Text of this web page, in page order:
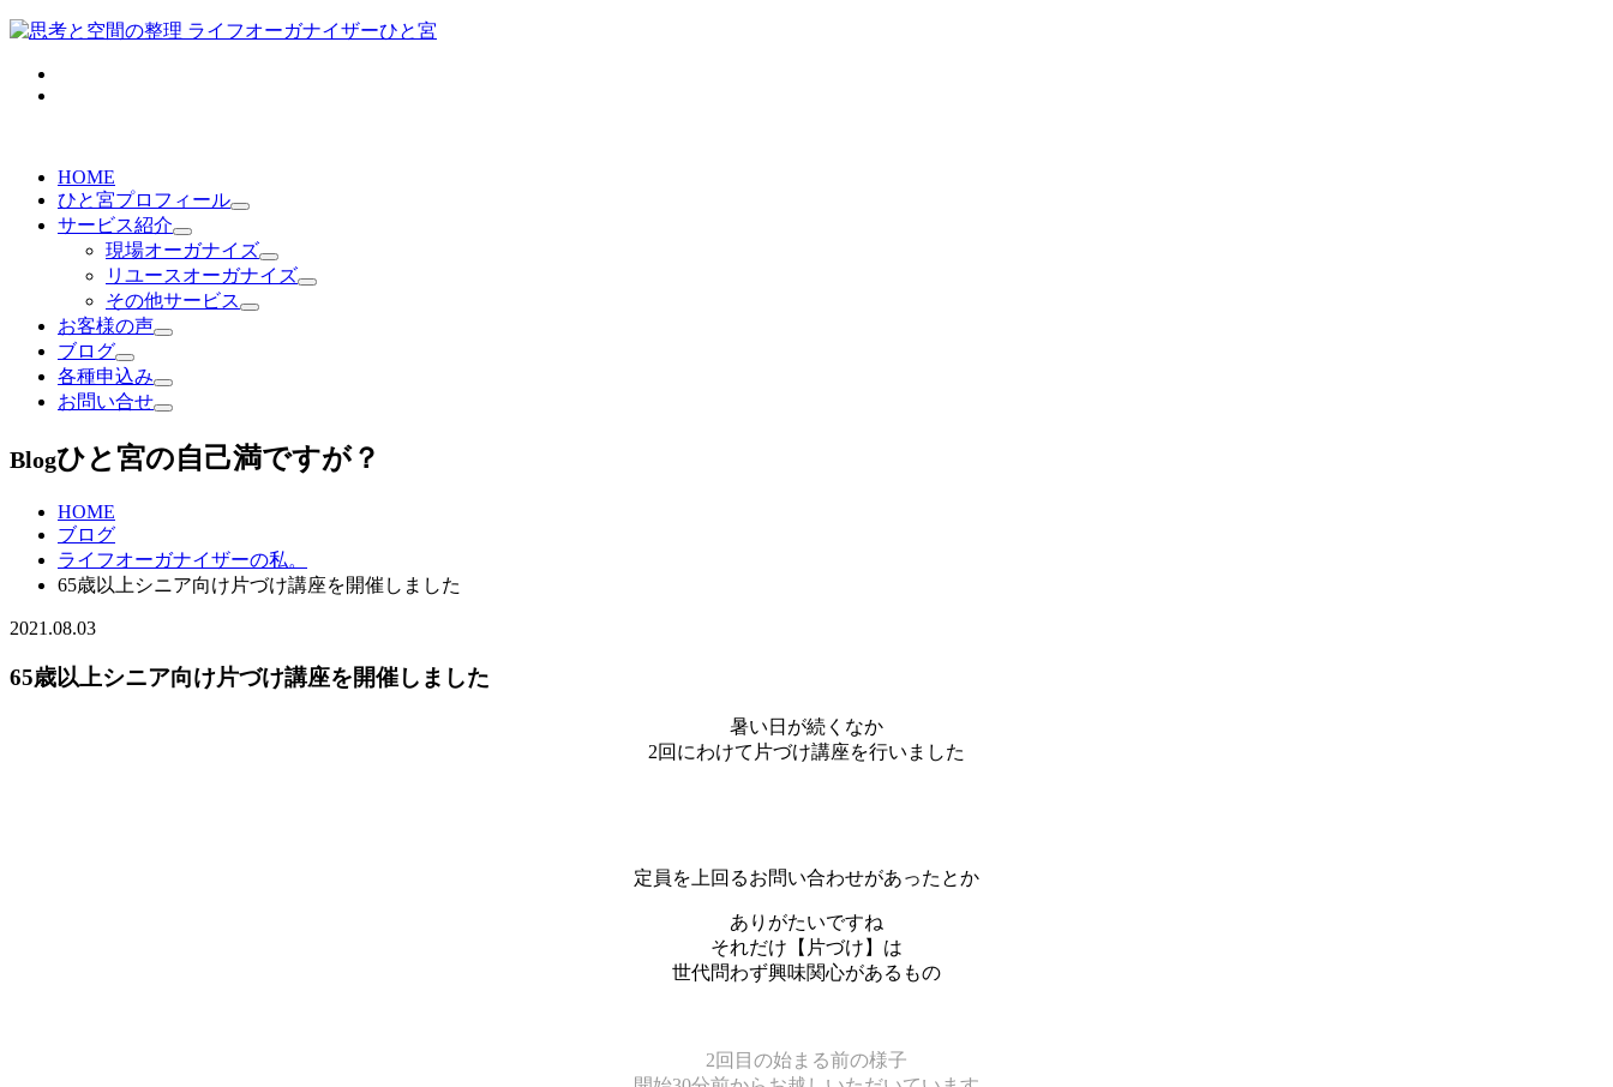
HOME
ひと宮プロフィール
サービス紹介
現場オーガナイズ
リユースオーガナイズ
その他サービス
お客様の声
ブログ
各種申込み
お問い合せ
Blogひと宮の自己満ですが？
HOME
ブログ
ライフオーガナイザーの私。
65歳以上シニア向け片づけ講座を開催しました
2021.08.03
65歳以上シニア向け片づけ講座を開催しました
暑い日が続くなか
2回にわけて片づけ講座を行いました
定員を上回るお問い合わせがあったとか
ありがたいですね
それだけ【片づけ】は
世代問わず興味関心があるもの
2回目の始まる前の様子